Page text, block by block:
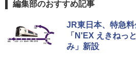
D40 地球の歩き
力的な町 2026～
￥2,079
[キャンパーズコ
プテント 傘みた
ッとサンシェー
ッシュ 簡単設置
GRANDOOR ス
026リニューアル
コンパクト 保冷
編集部のおすすめ記事
JR東日本、特急
「N'EX えきねっ
み」新設